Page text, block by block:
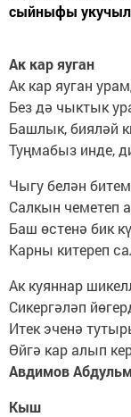
сыйныфы
Ак кар яуган
Ак кар яуган
Без дә чыктык
Башлык, бияләй
Туңмабыз инде,
Чыгу белән
Салкын чеметеп
Баш өстенә бик
Карны китереп
Ак куяннар
Сикергәләп
Итек эченә
Өйгә кар алып
Авдимов
Кыш